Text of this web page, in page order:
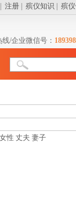
注册 殡仪知识 殡
/企业微信号：
女性 丈夫 妻子